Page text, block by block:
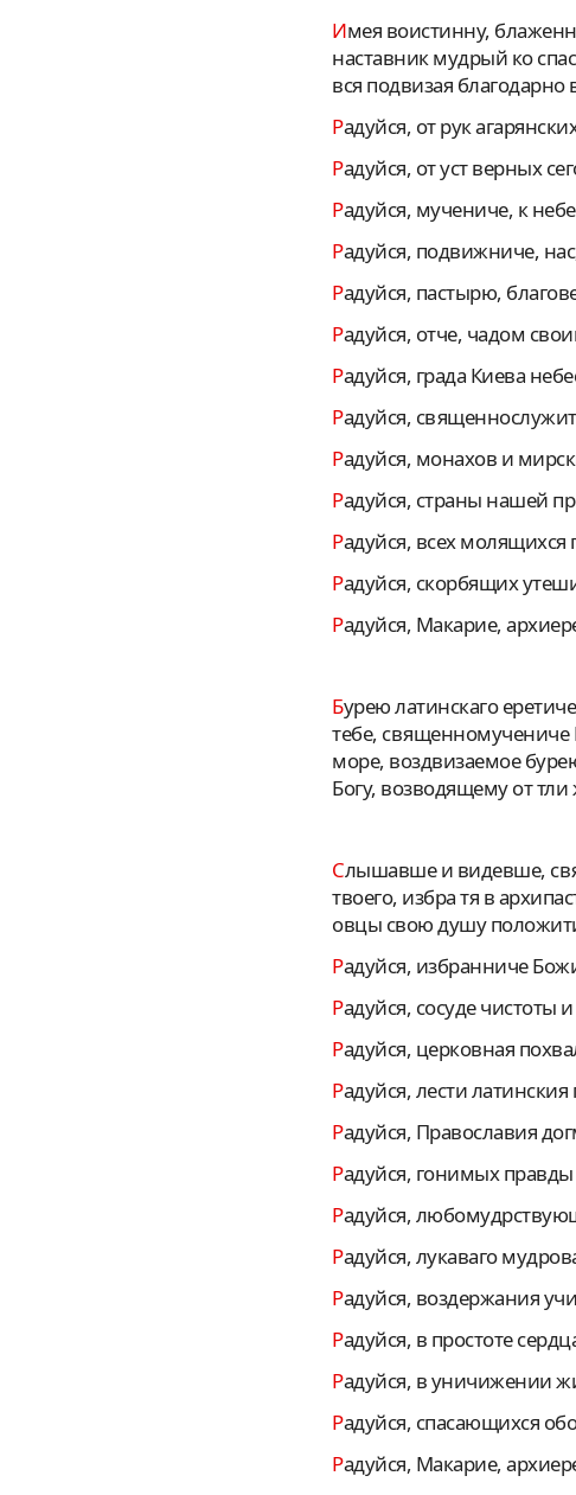
Имея воистинну, блаженне Макарие, великую любовь стаду своему, людем Русским явился еси
наставник мудрый ко
вся подвизая благодарно
Радуйся, от рук
Радуйся, от уст верных
Радуйся, мучениче, к
Радуйся, подвижниче,
Радуйся, пастырю,
Радуйся, отче, чадом
Радуйся, града Киева
Радуйся,
Радуйся, монахов и
Радуйся, страны нашей
Радуйся, всех
Радуйся, скорбящих
Радуйся, Макарие,
Бурею латинскаго еретическаго неистовства и блуждания обуреваеми русскии людие обретоша в
тебе, священномучениче
море, воздвизаемое
Богу, возводящему от
Слышавше и видевше, святе Макарие, ближнии и дальнии души твоея доброту и святость жития
твоего, избра тя в
овцы свою душу
Радуйся, избранниче
Радуйся, сосуде
Радуйся, церковная
Радуйся, лести
Радуйся, Православия
Радуйся, гонимых
Радуйся,
Радуйся, лукаваго
Радуйся, воздержания
Радуйся, в простоте
Радуйся, в уничижении
Радуйся, спасающихся
Радуйся, Макарие,